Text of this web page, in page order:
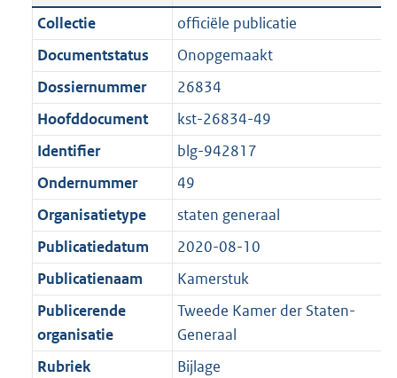
c
t
i
e
n
f
o
r
m
a
a
t
t
:
4
1
9
K
b
n
d
s
r
o
o
t
e
:
1
K
b
a
n
d
g
r
o
t
t
e
:
1
K
b
Collectie
officiële publicatie
Documentstatus
Onopgemaakt
Dossiernummer
26834
Hoofddocument
kst-26834-49
Identifier
blg-942817
Ondernummer
49
Organisatietype
staten generaal
Publicatiedatum
2020-08-10
Publicatienaam
Kamerstuk
Publicerende
organisatie
Tweede Kamer der Staten-
Generaal
Rubriek
Bijlage